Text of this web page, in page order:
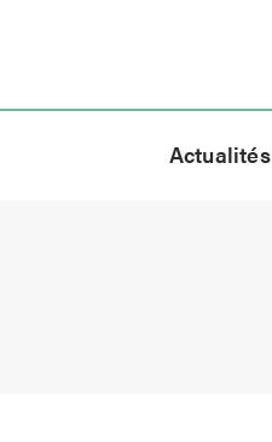
Actualités